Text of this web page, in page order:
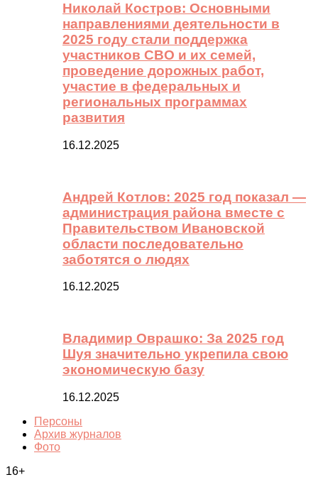
Николай Костров: Основными
направлениями деятельности в
2025 году стали поддержка
участников СВО и их семей,
проведение дорожных работ,
участие в федеральных и
региональных программах
развития
16.12.2025
Андрей Котлов: 2025 год показал —
администрация района вместе с
Правительством Ивановской
области последовательно
заботятся о людях
16.12.2025
Владимир Оврашко: За 2025 год
Шуя значительно укрепила свою
экономическую базу
16.12.2025
Персоны
Архив журналов
Фото
16+